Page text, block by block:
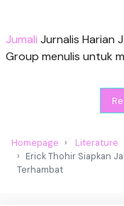
Jumali Jurnalis Harian
Group menulis untuk
Homepage
Literature
Erick Thohir Siapkan
Terhambat